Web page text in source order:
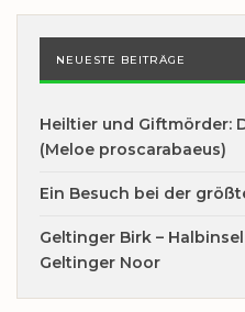
NEUESTE BEITRÄGE
Heiltier und Giftmörder:
(Meloe proscarabaeus)
Ein Besuch bei der
Geltinger Birk –
Geltinger Noor